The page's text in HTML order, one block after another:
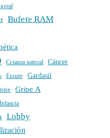
Bufete RAM
Crianza natural Cáncer
Essure Gardasil
Gripe A
Infancia
Lobby